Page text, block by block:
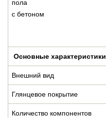
пола
с бетоном
Основные характеристики
Внешний вид
Глянцевое покрытие
Количество компонентов